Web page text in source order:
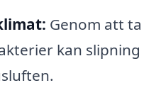
Genom att ta
kan slipning